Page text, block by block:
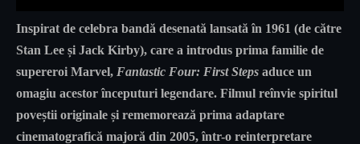
Inspirat de celebra bandă desenată lansată în 1961 (de către
Stan Lee și Jack Kirby), care a introdus prima familie de
supereroi Marvel, Fantastic Four: First Steps aduce un
omagiu acestor începuturi legendare. Filmul reînvie spiritul
poveștii originale și rememorează prima adaptare
cinematografică majoră din 2005, într-o reinterpretare